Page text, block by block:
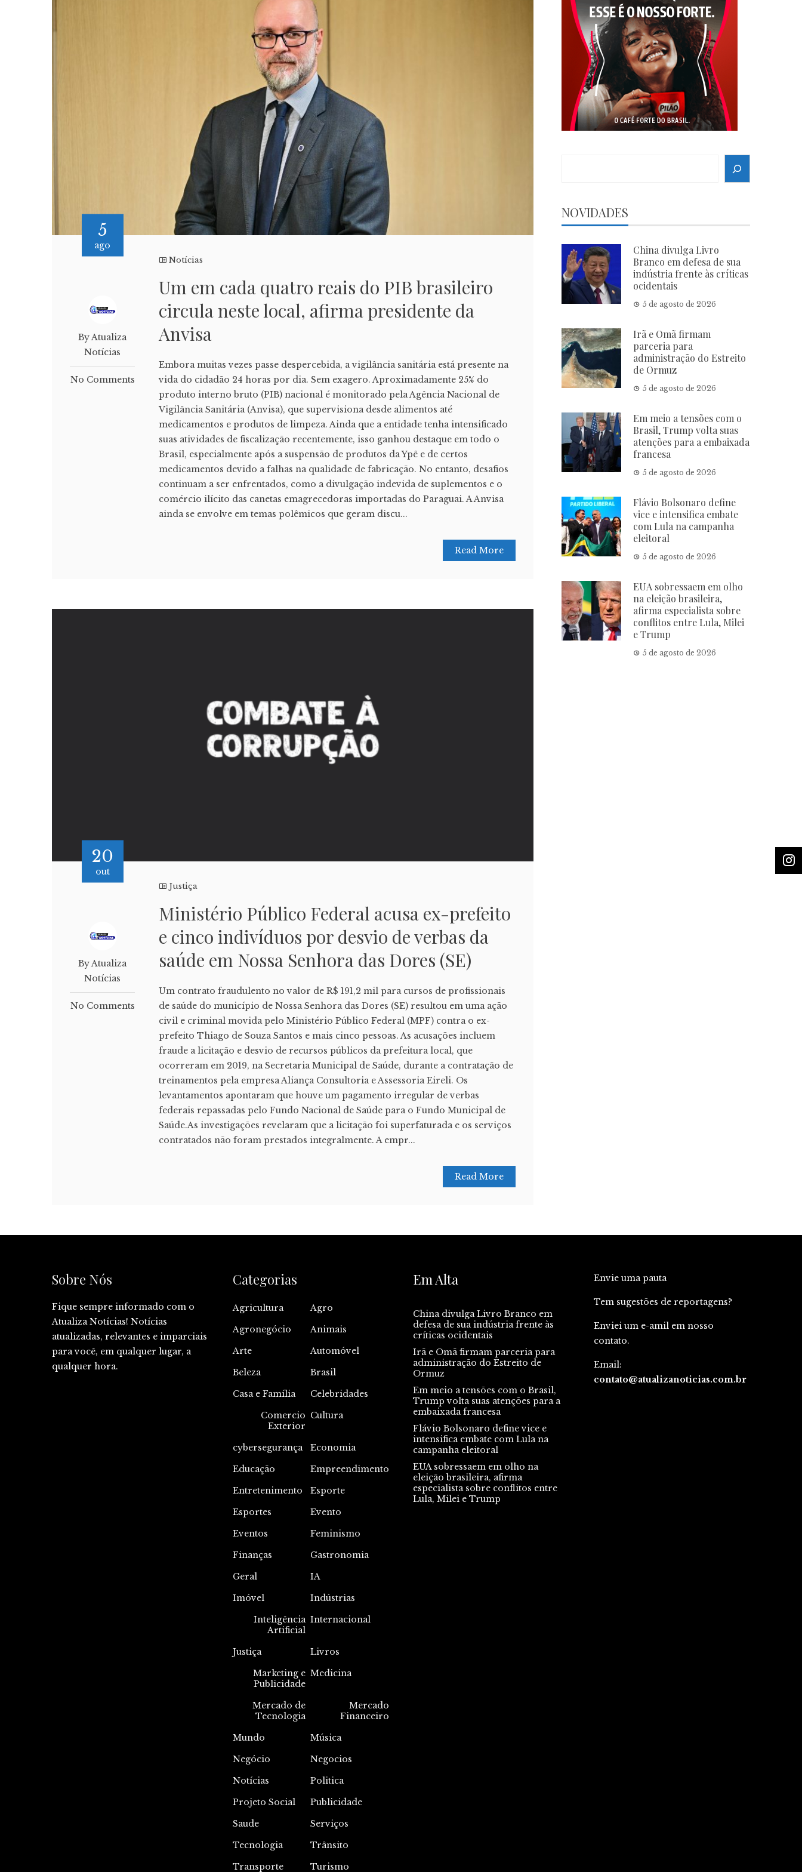
5
ago
By Atualiza
Notícias
No Comments
Notícias
Um em cada quatro reais do PIB brasileiro
circula neste local, afirma presidente da
Anvisa
Embora muitas vezes passe despercebida, a vigilância sanitária está presente na
vida do cidadão 24 horas por dia. Sem exagero. Aproximadamente 25% do
produto interno bruto (PIB) nacional é monitorado pela Agência Nacional de
Vigilância Sanitária (Anvisa), que supervisiona desde alimentos até
medicamentos e produtos de limpeza. Ainda que a entidade tenha intensificado
suas atividades de fiscalização recentemente, isso ganhou destaque em todo o
Brasil, especialmente após a suspensão de produtos da Ypê e de certos
medicamentos devido a falhas na qualidade de fabricação. No entanto, desafios
continuam a ser enfrentados, como a divulgação indevida de suplementos e o
comércio ilícito das canetas emagrecedoras importadas do Paraguai. A Anvisa
ainda se envolve em temas polêmicos que geram discu...
Read More
20
out
By Atualiza
Notícias
No Comments
Justiça
Ministério Público Federal acusa ex-prefeito
e cinco indivíduos por desvio de verbas da
saúde em Nossa Senhora das Dores (SE)
Um contrato fraudulento no valor de R$ 191,2 mil para cursos de profissionais
de saúde do município de Nossa Senhora das Dores (SE) resultou em uma ação
civil e criminal movida pelo Ministério Público Federal (MPF) contra o ex-
prefeito Thiago de Souza Santos e mais cinco pessoas. As acusações incluem
fraude a licitação e desvio de recursos públicos da prefeitura local, que
ocorreram em 2019, na Secretaria Municipal de Saúde, durante a contratação de
treinamentos pela empresa Aliança Consultoria e Assessoria Eireli. Os
levantamentos apontaram que houve um pagamento irregular de verbas
federais repassadas pelo Fundo Nacional de Saúde para o Fundo Municipal de
Saúde.As investigações revelaram que a licitação foi superfaturada e os serviços
contratados não foram prestados integralmente. A empr...
Read More
NOVIDADES
China divulga Livro
Branco em defesa de sua
indústria frente às críticas
ocidentais
5 de agosto de 2026
Irã e Omã firmam
parceria para
administração do Estreito
de Ormuz
5 de agosto de 2026
Em meio a tensões com o
Brasil, Trump volta suas
atenções para a embaixada
francesa
5 de agosto de 2026
Flávio Bolsonaro define
vice e intensifica embate
com Lula na campanha
eleitoral
5 de agosto de 2026
EUA sobressaem em olho
na eleição brasileira,
afirma especialista sobre
conflitos entre Lula, Milei
e Trump
5 de agosto de 2026
Sobre Nós
Fique sempre informado com o
Atualiza Notícias! Notícias
atualizadas, relevantes e imparciais
para você, em qualquer lugar, a
qualquer hora.
Categorias
Agricultura
Agro
Agronegócio
Animais
Arte
Automóvel
Beleza
Brasil
Casa e Família
Celebridades
Comercio
Exterior
Cultura
cybersegurança
Economia
Educação
Empreendimento
Entretenimento
Esporte
Esportes
Evento
Eventos
Feminismo
Finanças
Gastronomia
Geral
IA
Imóvel
Indústrias
Inteligência
Artificial
Internacional
Justiça
Livros
Marketing e
Publicidade
Medicina
Mercado de
Tecnologia
Mercado
Financeiro
Mundo
Música
Negócio
Negocios
Notícias
Politica
Projeto Social
Publicidade
Saude
Serviços
Tecnologia
Trânsito
Transporte
Turismo
Em Alta
China divulga Livro Branco em
defesa de sua indústria frente às
críticas ocidentais
Irã e Omã firmam parceria para
administração do Estreito de
Ormuz
Em meio a tensões com o Brasil,
Trump volta suas atenções para a
embaixada francesa
Flávio Bolsonaro define vice e
intensifica embate com Lula na
campanha eleitoral
EUA sobressaem em olho na
eleição brasileira, afirma
especialista sobre conflitos entre
Lula, Milei e Trump
Envie uma pauta
Tem sugestões de reportagens?
Enviei um e-amil em nosso
contato.
Email:
contato@atualizanoticias.com.br